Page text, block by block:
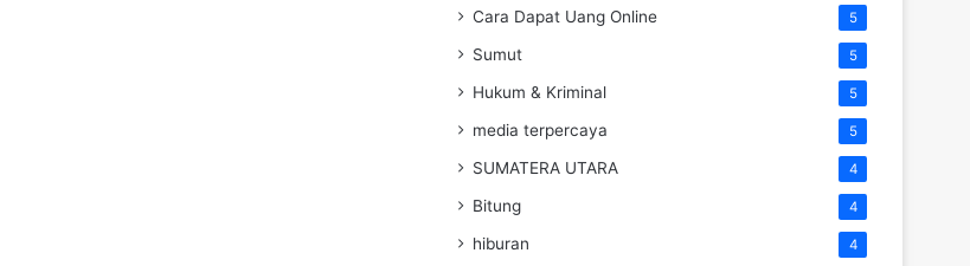
Cara Dapat Uang Online 5
Sumut 5
Hukum & Kriminal 5
media terpercaya 5
SUMATERA UTARA 4
Bitung 4
hiburan 4